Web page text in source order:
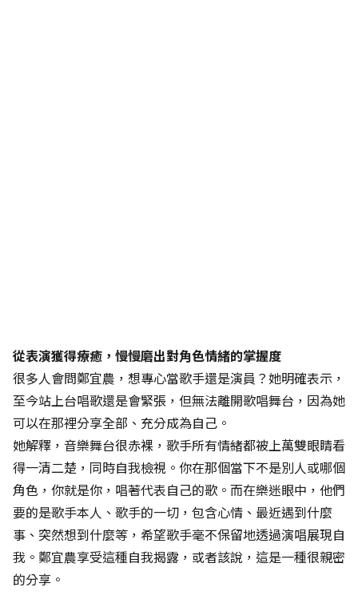
從表演獲得療癒，慢慢磨出對角色情緒的掌握度
很多人會問鄭宜農，想專心當歌手還是演員？她明確表示，
至今站上台唱歌還是會緊張，但無法離開歌唱舞台，因為她
可以在那裡分享全部、充分成為自己。
她解釋，音樂舞台很赤裸，歌手所有情緒都被上萬雙眼睛看
得一清二楚，同時自我檢視。你在那個當下不是別人或哪個
角色，你就是你，唱著代表自己的歌。而在樂迷眼中，他們
要的是歌手本人、歌手的一切，包含心情、最近遇到什麼
事、突然想到什麼等，希望歌手毫不保留地透過演唱展現自
我。鄭宜農享受這種自我揭露，或者該說，這是一種很親密
的分享。